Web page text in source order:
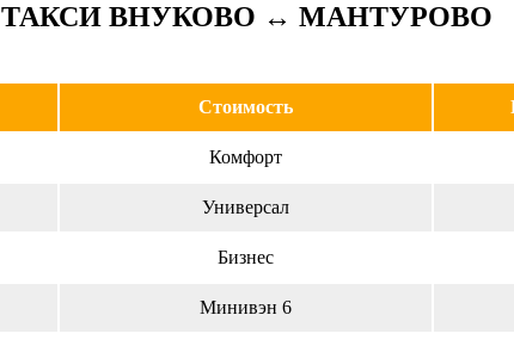
ТАКСИ ВНУКОВО ↔ МАНТУРОВО
Стоимость
Комфорт
Универсал
Бизнес
Минивэн 6